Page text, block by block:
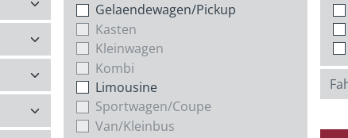
Gelaendewagen/Pickup
Kasten
Kleinwagen
Kombi
Limousine
Sportwagen/Coupe
Van/Kleinbus